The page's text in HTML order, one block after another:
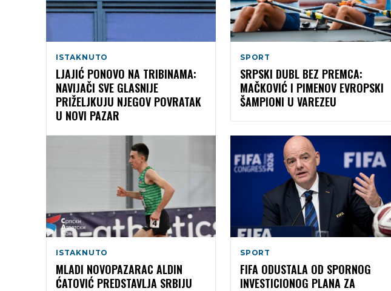
ISTAKNUTO
LJAJIĆ PONOVO NA TRIBINAMA:
NAVIJAČI SVE GLASNIJE
PRIŽELJKUJU NJEGOV POVRATAK
U NOVI PAZAR
SPORT
SRPSKI DUBL BEZ PREMCA:
MAČKOVIĆ I PIMENOV EVROPSKI
ŠAMPIONI U VAREZEU
ISTAKNUTO
MLADI NOVOPAZARAC ALDIN
ĆATOVIĆ PREDSTAVLJA SRBIJU
SPORT
FIFA ODUSTALA OD SPORNOG
INVESTICIONOG PLANA ZA